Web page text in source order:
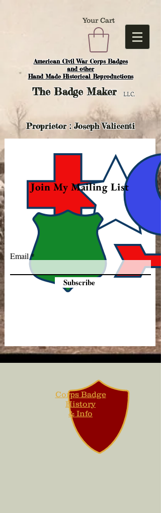
American Civil War Corps Badges
and other
Hand Made Historical Reproductions
Your Cart
TheBadge Maker LLC.
Proprietor : Joseph Valicenti
Join My Mailing List
Email
Subscribe
Corps Badge
History
& Info